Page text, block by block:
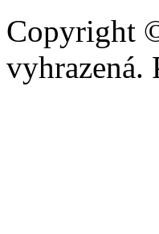
Copyright
vyhrazená.